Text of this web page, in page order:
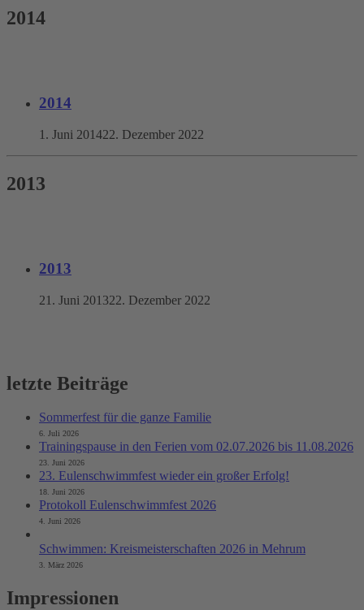
2014
2014
1. Juni 201422. Dezember 2022
2013
2013
21. Juni 201322. Dezember 2022
letzte Beiträge
Sommerfest für die ganze Familie
6. Juli 2026
Trainingspause in den Ferien vom 02.07.2026 bis 11.08.2026
23. Juni 2026
23. Eulenschwimmfest wieder ein großer Erfolg!
18. Juni 2026
Protokoll Eulenschwimmfest 2026
4. Juni 2026
Schwimmen: Kreismeisterschaften 2026 in Mehrum
3. März 2026
Impressionen